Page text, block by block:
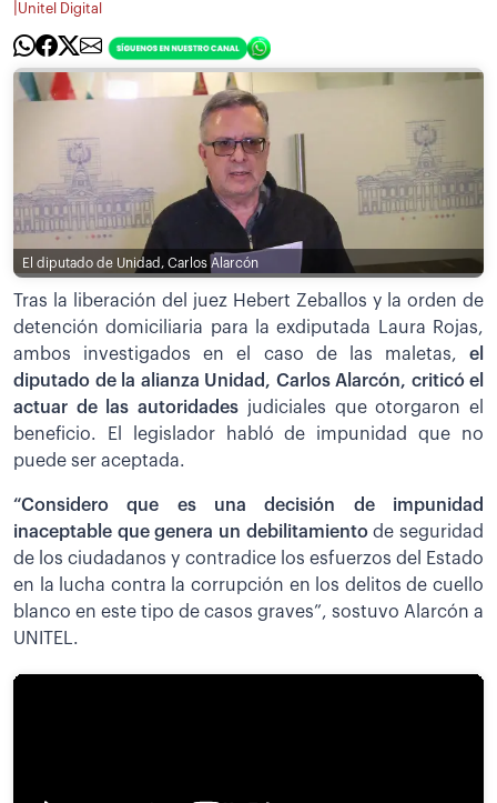
Unitel Digital
El diputado de Unidad, Carlos Alarcón
Tras la liberación del juez Hebert Zeballos y la orden de
detención domiciliaria para la exdiputada Laura Rojas,
ambos investigados en el caso de las maletas, el
diputado de la alianza Unidad, Carlos Alarcón, criticó el
actuar de las autoridades judiciales que otorgaron el
beneficio. El legislador habló de impunidad que no
puede ser aceptada.
“Considero que es una decisión de impunidad
inaceptable que genera un debilitamientode seguridad
de los ciudadanos y contradice los esfuerzos del Estado
en la lucha contra la corrupción en los delitos de cuello
blanco en este tipo de casos graves”, sostuvo Alarcón a
UNITEL.